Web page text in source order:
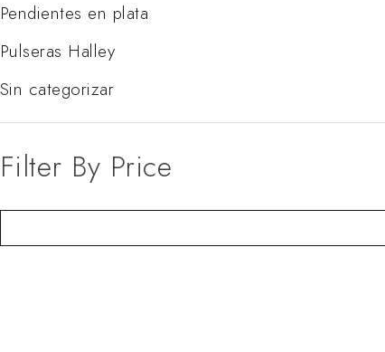
Pendientes en plata
Pulseras Halley
Sin categorizar
Filter By Price